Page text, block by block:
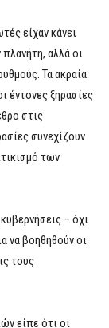
είχαν κάνει
αλλά οι
Τα ακραία
έντονες ξηρασίες
στις
συνεχίζουν
των
– όχι
να βοηθηθούν οι
τους
είπε ότι οι